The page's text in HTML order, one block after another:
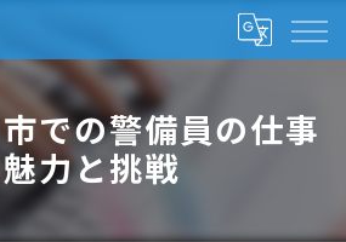
での警備員の仕事
力と挑戦